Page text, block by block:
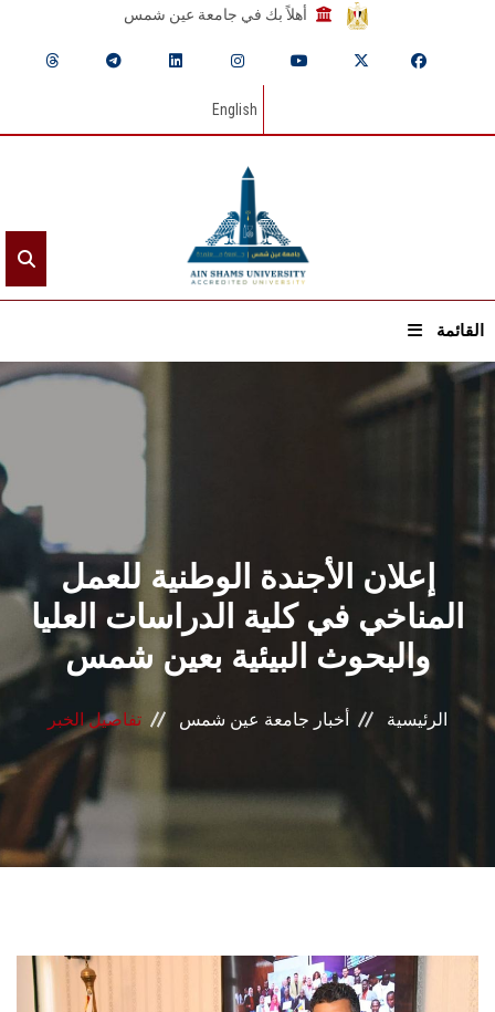
أهلاً بك في جامعة عين شمس
English
القائمة
الرئيسيـة
القطاعـات
الشئون الأكاديمية
البحث العلمي
المراكز والوحدات
الأنظمة الذكية
الطلاب
إعلان الأجندة الوطنية للعمل
المناخي في كلية الدراسات العليا
والبحوث البيئية بعين شمس
الرئيسية أخبار جامعة عين شمس تفاصيل الخبر